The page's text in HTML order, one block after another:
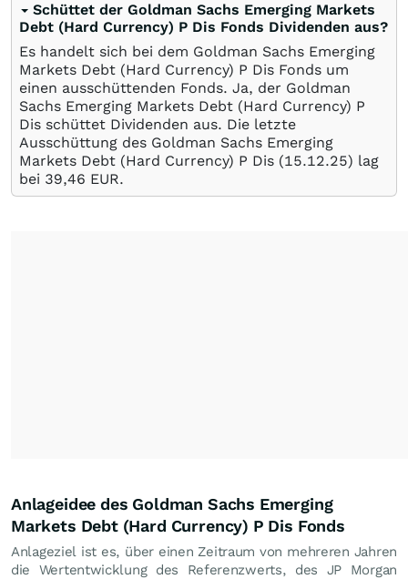
Schüttet der Goldman Sachs Emerging Markets
Debt (Hard Currency) P Dis Fonds Dividenden aus?
Es handelt sich bei dem Goldman Sachs Emerging
Markets Debt (Hard Currency) P Dis Fonds um
einen ausschüttenden Fonds. Ja, der Goldman
Sachs Emerging Markets Debt (Hard Currency) P
Dis schüttet Dividenden aus. Die letzte
Ausschüttung des Goldman Sachs Emerging
Markets Debt (Hard Currency) P Dis (15.12.25) lag
bei 39,46 EUR.
Anlageidee des Goldman Sachs Emerging
Markets Debt (Hard Currency) P Dis Fonds
Anlageziel ist es, über einen Zeitraum von mehreren Jahren
die Wertentwicklung des Referenzwerts, des JP Morgan